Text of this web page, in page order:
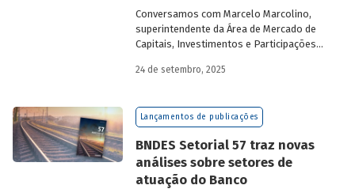
Conversamos com Marcelo Marcolino,
superintendente da Área de Mercado de
Capitais, Investimentos e Participações
novas empresas investidas pela
Finanças e Gente e Gestão da Santa Clara
Agrociência Industrial, e Eduardo Couto,
importância da atuação de bancos de
desenvolvimento no mercado de capitais,
a nova estratégia do BNDES e os planos
24 de setembro, 2025
Lançamentos de publicações
BNDES Setorial 57 traz novas
análises sobre setores de
atuação do Banco